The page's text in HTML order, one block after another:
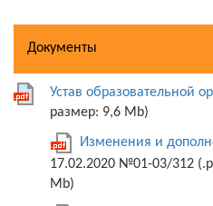
Документы
Устав образовательной
размер: 9,6 Mb)
Изменения и
17.02.2020 №01-03/312
Mb)